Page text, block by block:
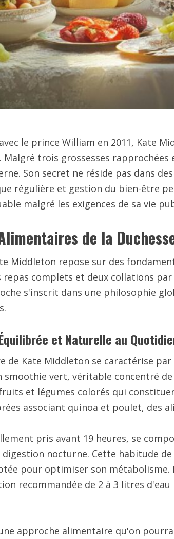
le prince William en 2011, Kate
trois grossesses rapprochées
Son secret ne réside pas dans
régulière et gestion du bien-être
malgré les exigences de sa vie
de la
Middleton repose sur des
complets et deux collations
s'inscrit dans une philosophie
et Naturelle au
de Kate Middleton se caractérise
smoothie vert, véritable concentré
et légumes colorés qui
associant quinoa et poulet, des
pris avant 19 heures, se
nocturne. Cette habitude
pour optimiser son
recommandée de 2 à 3 litres
approche alimentaire qu'on